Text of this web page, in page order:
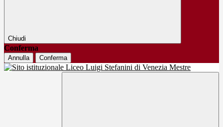
Chiudi
Conferma
Annulla Conferma